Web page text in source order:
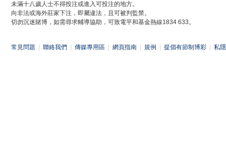
未滿十八歲人士不得投注或進入可投注的地方。
向非法或海外莊家下注，即屬違法，且可被判監禁。
切勿沉迷賭博，如需尋求輔導協助，可致電平和基金熱線1834 633。
常見問題 聯絡我們 傳媒專用區 網頁指南 規例 提倡有節制博彩 私